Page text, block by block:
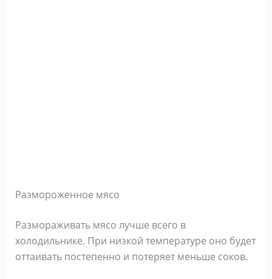
Размороженное мясо
Размораживать мясо лучше всего в
холодильнике. При низкой температуре оно будет
оттаивать постепенно и потеряет меньше соков.